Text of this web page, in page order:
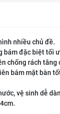
nhiều chủ đề.
bám đặc biệt tối
chống rách tăng
bám mặt bàn
vệ sinh dễ